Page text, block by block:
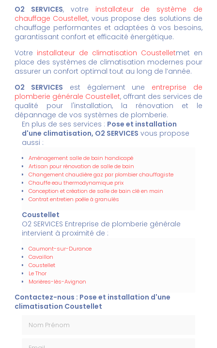
O2 SERVICES, votre installateur de système de
chauffage Coustellet, vous propose des solutions de
chauffage performantes et adaptées à vos besoins,
garantissant confort et efficacité énergétique.
Votre installateur de climatisation Coustelletmet en
place des systèmes de climatisation modernes pour
assurer un confort optimal tout au long de l’année.
O2 SERVICES est également une entreprise de
plomberie générale Coustellet, offrant des services de
qualité pour l'installation, la rénovation et le
dépannage de vos systèmes de plomberie.
En plus de ses services : Pose et installation
d'une climatisation, O2 SERVICES vous propose
aussi :
Aménagement salle de bain handicapé
Artisan pour rénovation de salle de bain
Changement chaudière gaz par plombier chauffagiste
Chauffe eau thermodynamique prix
Conception et création de salle de bain clé en main
Contrat entretien poêle à granulés
Coustellet
O2 SERVICES Entreprise de plomberie générale
intervient à proximité de :
Caumont-sur-Durance
Cavaillon
Coustellet
Le Thor
Morières-lès-Avignon
Contactez-nous : Pose et installation d'une
climatisation Coustellet